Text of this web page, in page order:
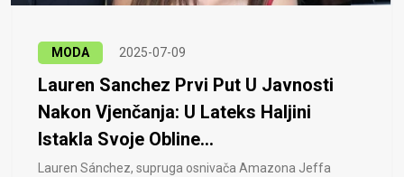
MODA 2025-07-09
Lauren Sanchez Prvi Put U Javnosti
Nakon Vjenčanja: U Lateks Haljini
Istakla Svoje Obline...
Lauren Sánchez, supruga osnivača Amazona Jeffa